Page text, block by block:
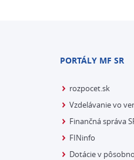
PORTÁLY MF SR
rozpocet.sk
Vzdelávanie vo
Finančná správa
FINinfo
Dotácie v